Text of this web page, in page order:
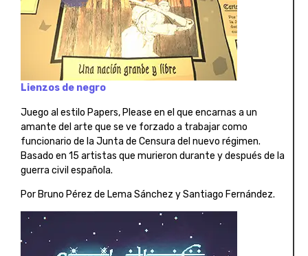
Lienzos de negro
Juego al estilo Papers, Please en el que encarnas a un
amante del arte que se ve forzado a trabajar como
funcionario de la Junta de Censura del nuevo régimen.
Basado en 15 artistas que murieron durante y después de la
guerra civil española.
Por Bruno Pérez de Lema Sánchez y Santiago Fernández.